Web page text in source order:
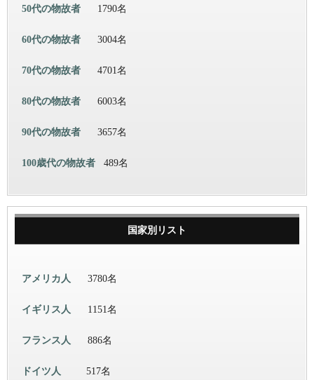
50代の物故者 1790名
60代の物故者 3004名
70代の物故者 4701名
80代の物故者 6003名
90代の物故者 3657名
100歳代の物故者 489名
国家別リスト
アメリカ人 3780名
イギリス人 1151名
フランス人 886名
ドイツ人 517名